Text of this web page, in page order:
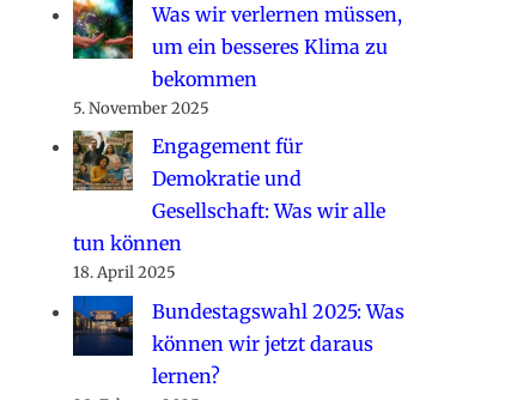
Was wir verlernen müssen,
um ein besseres Klima zu
bekommen
5. November 2025
Engagement für
Demokratie und
Gesellschaft: Was wir alle
tun können
18. April 2025
Bundestagswahl 2025: Was
können wir jetzt daraus
lernen?